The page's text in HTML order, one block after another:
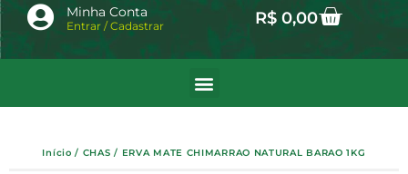
Minha Conta
Entrar / Cadastrar R$0,00Cart
Início / CHAS / ERVA MATE CHIMARRAO NATURAL BARAO 1KG